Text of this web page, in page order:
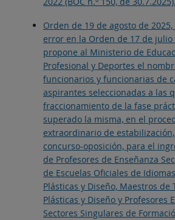
Orden de 19 de agosto de
error en la Orden de 17 de julio
propone al Ministerio de
Profesional y Deportes el
funcionarios y funcionarias de
aspirantes seleccionadas a las
fraccionamiento de la fase
superado la misma, en el
extraordinario de
concurso-oposición, para el
de Profesores de Enseñanza
de Escuelas Oficiales de
Plásticas y Diseño, Maestros de
Plásticas y Diseño y Profesores
Sectores Singulares de